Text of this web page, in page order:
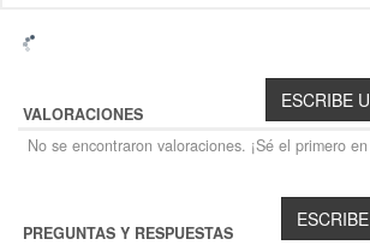
VALORACIONES
No se encontraron valoraciones. ¡Sé el primero
PREGUNTAS Y RESPUESTAS